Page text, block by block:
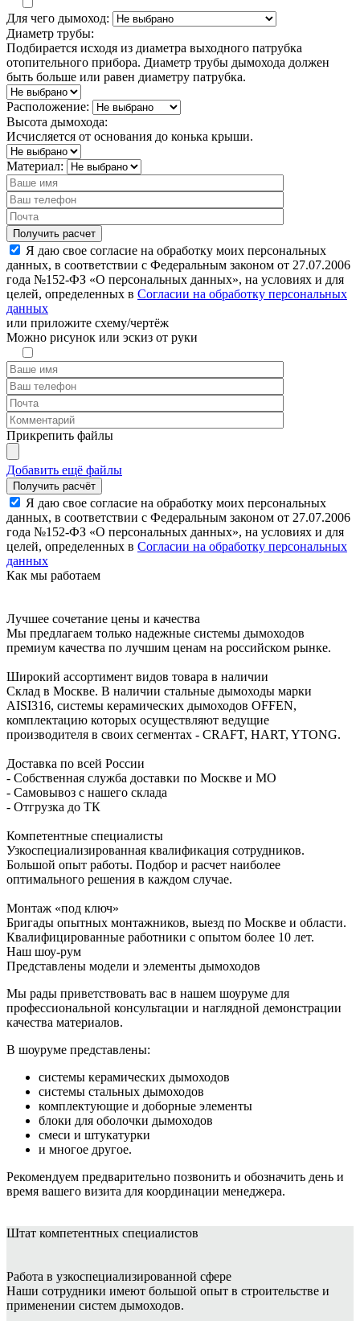
Для чего дымоход:
Диаметр трубы:
Подбирается исходя из диаметра выходного патрубка
отопительного прибора. Диаметр трубы дымохода должен
быть больше или равен диаметру патрубка.
Расположение:
Высота дымохода:
Исчисляется от основания до конька крыши.
Материал:
Я даю свое согласие на обработку моих персональных
данных, в соответствии с Федеральным законом от 27.07.2006
года №152-ФЗ «О персональных данных», на условиях и для
целей, определенных в Согласии на обработку персональных
данных
или приложите схему/чертёж
Можно рисунок или эскиз от руки
Прикрепить файлы
Добавить ещё файлы
Я даю свое согласие на обработку моих персональных
данных, в соответствии с Федеральным законом от 27.07.2006
года №152-ФЗ «О персональных данных», на условиях и для
целей, определенных в Согласии на обработку персональных
данных
Как мы работаем
Лучшее сочетание цены и качества
Мы предлагаем только надежные системы дымоходов
премиум качества по лучшим ценам на российском рынке.
Широкий ассортимент видов товара в наличии
Склад в Москве. В наличии стальные дымоходы марки
AISI316, системы керамических дымоходов OFFEN,
комплектацию которых осуществляют ведущие
производителя в своих сегментах - CRAFT, HART, YTONG.
Доставка по всей России
- Собственная служба доставки по Москве и МО
- Самовывоз с нашего склада
- Отгрузка до ТК
Компетентные специалисты
Узкоспециализированная квалификация сотрудников.
Большой опыт работы. Подбор и расчет наиболее
оптимального решения в каждом случае.
Монтаж «под ключ»
Бригады опытных монтажников, выезд по Москве и области.
Квалифицированные работники с опытом более 10 лет.
Наш шоу-рум
Представлены модели и элементы дымоходов
Мы рады приветствовать вас в нашем шоуруме для
профессиональной консультации и наглядной демонстрации
качества материалов.
В шоуруме представлены:
системы керамических дымоходов
системы стальных дымоходов
комплектующие и доборные элементы
блоки для оболочки дымоходов
смеси и штукатурки
и многое другое.
Рекомендуем предварительно позвонить и обозначить день и
время вашего визита для координации менеджера.
Штат компетентных специалистов
Работа в узкоспециализированной сфере
Наши сотрудники имеют большой опыт в строительстве и
применении систем дымоходов.